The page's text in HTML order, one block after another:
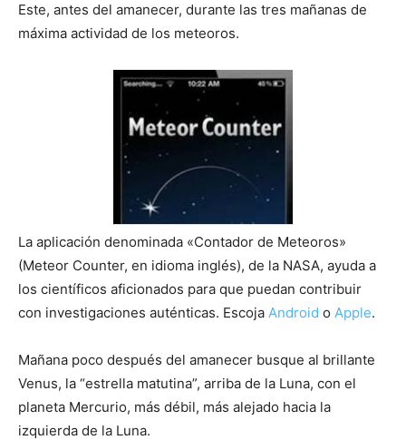
Este, antes del amanecer, durante las tres mañanas de
máxima actividad de los meteoros.
La aplicación denominada «Contador de Meteoros»
(Meteor Counter, en idioma inglés), de la NASA, ayuda a
los científicos aficionados para que puedan contribuir
con investigaciones auténticas. Escoja Android o Apple.
Mañana poco después del amanecer busque al brillante
Venus, la “estrella matutina”, arriba de la Luna, con el
planeta Mercurio, más débil, más alejado hacia la
izquierda de la Luna.